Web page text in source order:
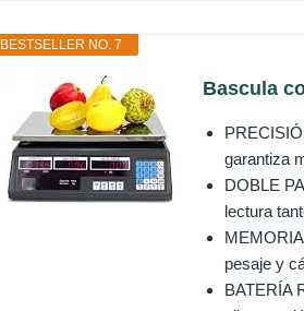
BESTSELLER NO. 7
Bascula
garantiza
DOBLE
lectura
pesaje y
BATERÍA